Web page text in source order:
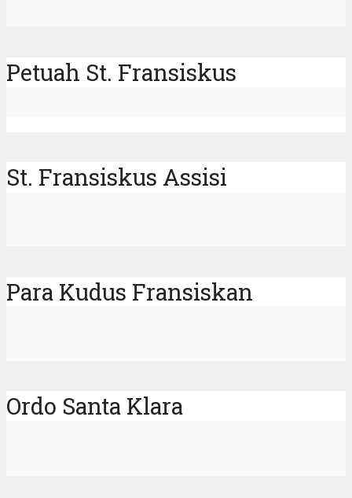
Petuah St. Fransiskus
St. Fransiskus Assisi
Para Kudus Fransiskan
Ordo Santa Klara